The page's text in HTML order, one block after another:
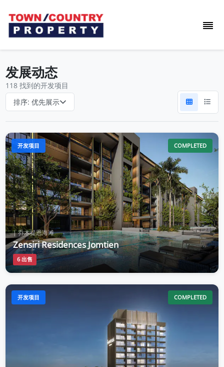
发展动态
118 找到的开发项目
排序:优先展示
开发项目 COMPLETED
| 乔木提恩海滩
Zensiri Residences Jomtien
6 出售
开发项目 COMPLETED